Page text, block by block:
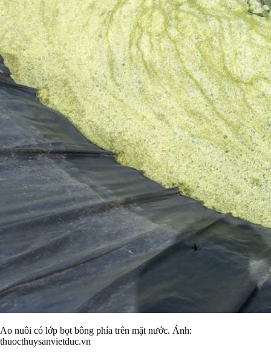
Ao nuôi có lớp bọt bông phía trên mặt nước. Ảnh:
thuocthuysanvietduc.vn